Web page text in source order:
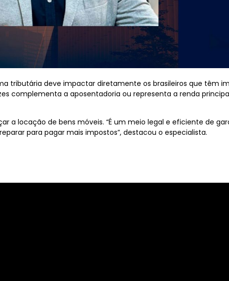
tributária deve impactar diretamente os brasileiros que têm
complementa a aposentadoria ou representa a renda
a locação de bens móveis. “É um meio legal e eficiente de
para pagar mais impostos”, destacou o especialista.